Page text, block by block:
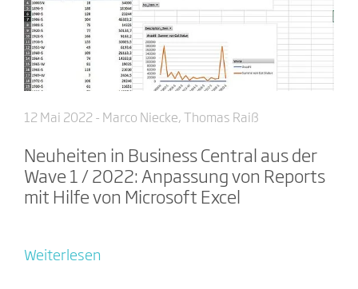
12 Mai 2022 - Marco Niecke, Thomas Raiß
Neuheiten in Business Central aus der
Wave 1 / 2022: Anpassung von Reports
mit Hilfe von Microsoft Excel
Weiterlesen